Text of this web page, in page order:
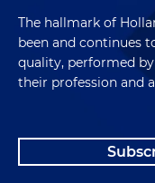
The hallmark of
been and continues
quality, performed
their profession and